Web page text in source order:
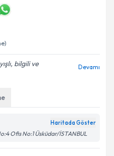
ilişkin
Aydınlatma
bilgili ve
Devamı
Haritada Göster
Ofis No:1 Üsküdar/İSTANBUL